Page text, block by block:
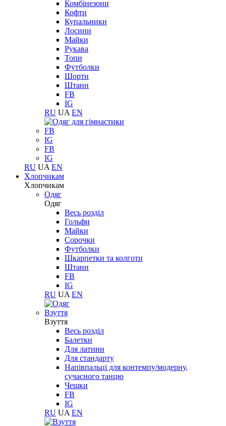
Комбінезони
Кофти
Купальники
Лосини
Майки
Рукава
Топи
Футболки
Шорти
Штани
FB
IG
RU UA EN
FB
IG
FB
IG
RU UA EN
Хлопчикам
Хлопчикам
Одяг
Одяг
Весь розділ
Гольфи
Майки
Сорочки
Футболки
Шкарпетки та колготи
Штани
FB
IG
RU UA EN
Взуття
Взуття
Весь розділ
Балетки
Для латини
Для стандарту
Напівпальці для контемпу/модерну,
сучасного танцю
Чешки
FB
IG
RU UA EN